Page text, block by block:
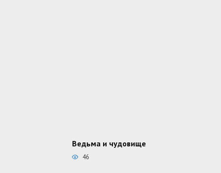
Ведьма и чудовище
46